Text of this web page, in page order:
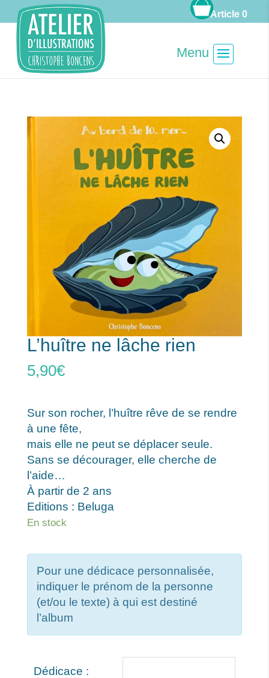
Article 0
L’huître ne lâche rien
5,90€
Sur son rocher, l’huître rêve de se rendre
à une fête,
mais elle ne peut se déplacer seule.
Sans se décourager, elle cherche de
l’aide…
À partir de 2 ans
Editions : Beluga
En stock
Pour une dédicace personnalisée,
indiquer le prénom de la personne
(et/ou le texte) à qui est destiné
l’album
Dédicace :